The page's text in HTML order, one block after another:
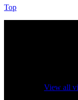
Top
View all